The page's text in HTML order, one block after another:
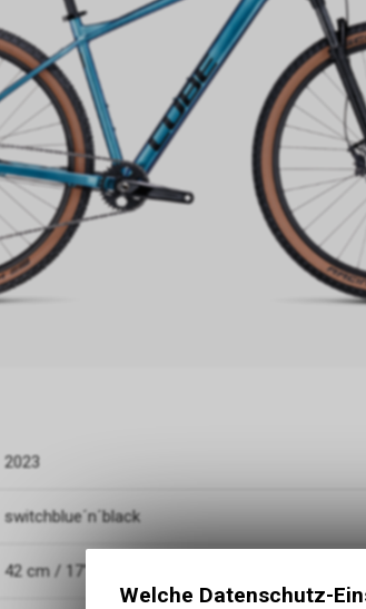
2023
switchblue´n´black
42 cm / 17" (M)
Welche Datenschutz-